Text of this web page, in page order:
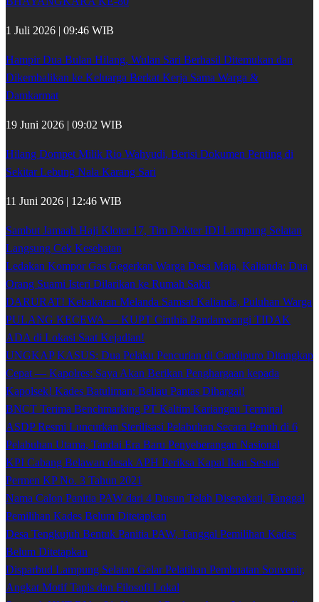
1 Juli 2026 | 09:46 WIB
Hampir Dua Bulan Hilang, Wulan Sari Berhasil Ditemukan dan
Dikembalikan ke Keluarga Berkat Kerja Sama Warga &
Damkarmat
19 Juni 2026 | 09:02 WIB
Hilang Dompet Milik Rio Wahyudi, Berisi Dokumen Penting di
Sekitar Lebung Nala Karang Sari
11 Juni 2026 | 12:46 WIB
Sambut Jamaah Haji Kloter 17, Tim Dokter IDI Lampung Selatan
Langsung Cek Kesehatan
Ledakan Kompor Gas Gegerkan Warga Desa Maja, Kalianda: Dua
Orang Suami Isteri Dilarikan ke Rumah Sakit
DARURAT! Kebakaran Melanda Samsat Kalianda, Puluhan Warga
PULANG KECEWA — KUPT Cinthia Pandanwangi TIDAK
ADA di Lokasi Saat Kejadian!
UNGKAP KASUS: Dua Pelaku Pencurian di Candipuro Ditangkap
Cepat — Kapolres: Saya Akan Berikan Penghargaan kepada
Kapolsek! Kades Batuliman: Beliau Pantas Dihargai!
BNCT Terima Benchmarking PT Kaltim Kariangau Terminal
ASDP Resmi Luncurkan Sterilisasi Pelabuhan Secara Penuh di 6
Pelabuhan Utama, Tandai Era Baru Penyeberangan Nasional
KPI Cabang Belawan desak APH Periksa Kapal Ikan Sesuai
Permen KP No. 3 Tahun 2021
Nama Calon Panitia PAW dari 4 Dusun Telah Disepakati, Tanggal
Pemilihan Kades Belum Ditetapkan
Desa Tengkujuh Bentuk Panitia PAW, Tanggal Pemilihan Kades
Belum Ditetapkan
Disparbud Lampung Selatan Gelar Pelatihan Pembuatan Souvenir,
Angkat Motif Tapis dan Filosofi Lokal